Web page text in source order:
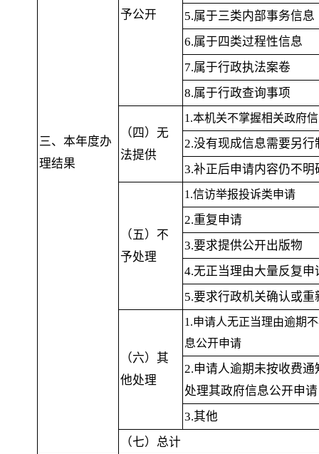
三、本年度办
理结果
予公开
5.属于三类内部事务信息
6.属于四类过程性信息
7.属于行政执法案卷
8.属于行政查询事项
（四）无
法提供
1.本机关不掌握相关政府
2.没有现成信息需要另行
3.补正后申请内容仍不明
（五）不
予处理
1.信访举报投诉类申请
2.重复申请
3.要求提供公开出版物
4.无正当理由大量反复申
5.要求行政机关确认或
（六）其
他处理
1.申请人无正当理由逾期
息公开申请
2.申请人逾期未按收费
处理其政府信息公开申请
3.其他
（七）总计